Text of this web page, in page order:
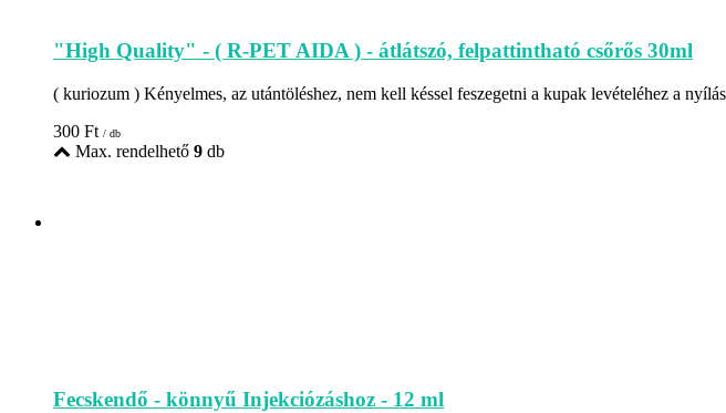
"High Quality" - ( R-PET AIDA ) - átlátszó, felpattintható csőrős 30ml
( kuriozum ) Kényelmes, az utántöléshez, nem kell késsel feszegetni a kupak levételéhez a
300 Ft / db
Max. rendelhető 9 db
Fecskendő - könnyű Injekciózáshoz - 12 ml